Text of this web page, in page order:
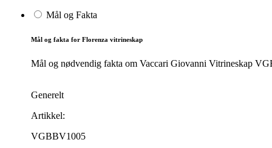
Mål og Fakta
Mål og fakta for Florenza vitrineskap
Mål og nødvendig fakta om Vaccari Giovanni Vitrineskap
Generelt
Artikkel:
VGBBV1005